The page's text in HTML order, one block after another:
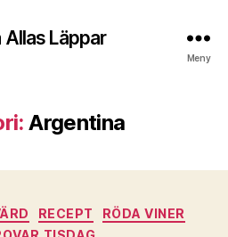
Allas Läppar
Meny
Argentina
Kategorier
RECEPT
RÖDA VINER